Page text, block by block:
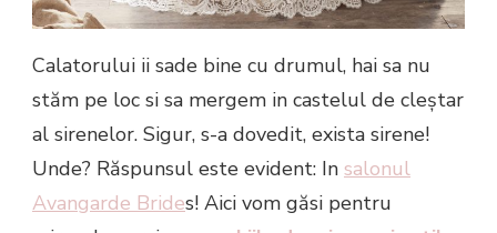
Calatorului ii sade bine cu drumul, hai sa nu
stăm pe loc si sa mergem in castelul de cleștar
al sirenelor. Sigur, s-a dovedit, exista sirene!
Unde? Răspunsul este evident: In salonul
Avangarde Brides! Aici vom găsi pentru